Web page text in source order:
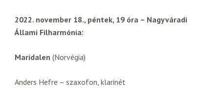
2022. november 18., péntek, 19 óra – Nagyváradi
Állami Filharmónia:
Maridalen (Norvégia)
Anders Hefre – szaxofon, klarinét